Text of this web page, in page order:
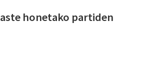
aste honetako partiden